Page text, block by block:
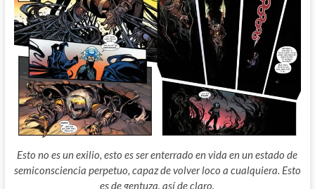
Esto no es un exilio, esto es ser enterrado en vida en un estado de
semiconsciencia perpetuo, capaz de volver loco a cualquiera. Esto
es de gentuza, así de claro.